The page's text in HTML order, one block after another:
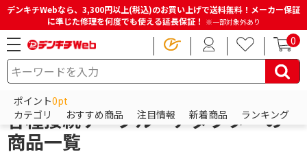
デンキチWebなら、3,300円以上(税込)のお買い上げで送料無料！メーカー保証
に準じた修理を何度でも使える延長保証！ ※一部対象外あり
0
ポイント0pt
カテゴリ
おすすめ商品 注目情報 新着商品 ランキング
HOME 商品一覧ページ パソコン・周辺機器・PCソフト
各種接続ケーブル・アダプターの
商品一覧